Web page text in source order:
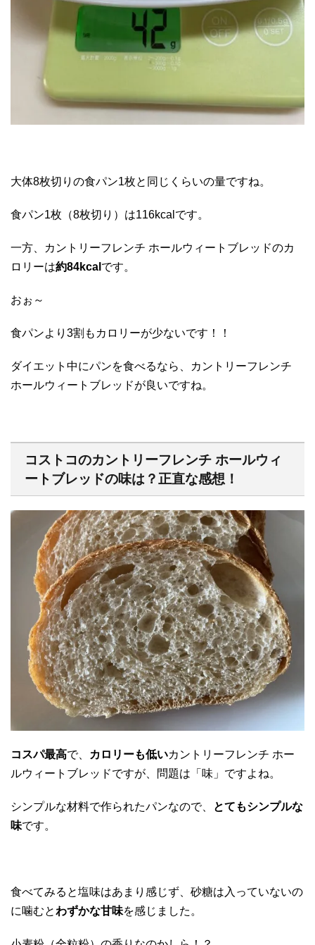
大体8枚切りの食パン1枚と同じくらいの量ですね。
食パン1枚（8枚切り）は116kcalです。
一方、カントリーフレンチ ホールウィートブレッドのカ
ロリーは約84kcal です。
おぉ～
食パンより3割もカロリーが少ないです！！
ダイエット中にパンを食べるなら、カントリーフレンチ
ホールウィートブレッドが良いですね。
コストコのカントリーフレンチ ホールウィ
ートブレッドの味は？正直な感想！
コスパ最高で、 カロリーも低いカントリーフレンチ ホー
ルウィートブレッドですが、問題は「味」ですよね。
シンプルな材料で作られたパンなので、
とてもシンプルな
味です。
食べてみると塩味はあまり感じず、砂糖は入っていないの
に噛むとわずかな甘味を感じました。